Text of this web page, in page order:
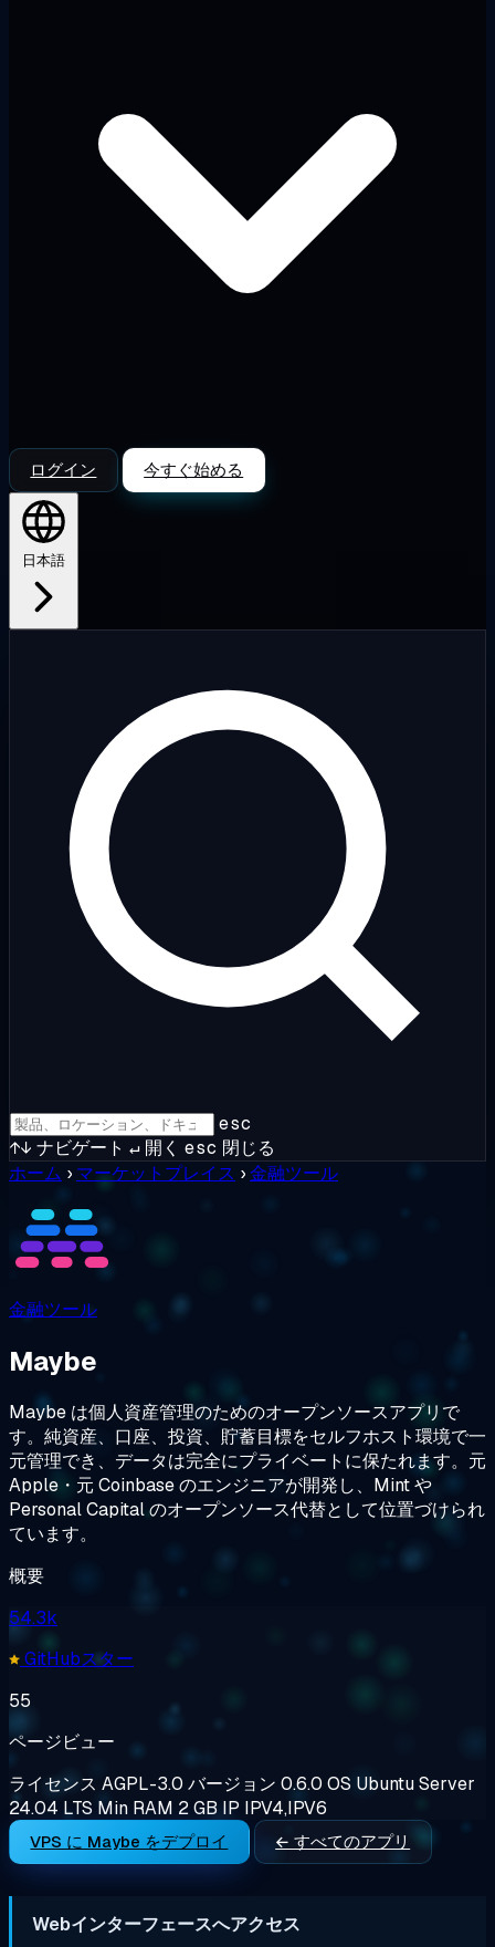
ログイン 今すぐ始める
日本語
esc
↑↓ ナビゲート ↵ 開く esc 閉じる
ホーム › マーケットプレイス ›金融ツール
金融ツール
Maybe
Maybe は個人資産管理のためのオープンソースアプリで
す。純資産、口座、投資、貯蓄目標をセルフホスト環境で一
元管理でき、データは完全にプライベートに保たれます。元
Apple・元 Coinbase のエンジニアが開発し、Mint や
Personal Capital のオープンソース代替として位置づけられ
ています。
概要
54.3k
GitHubスター
55
ページビュー
ライセンス AGPL-3.0 バージョン 0.6.0 OS Ubuntu Server
24.04 LTS Min RAM 2 GB IP IPV4,IPV6
VPS に Maybe をデプロイ ← すべてのアプリ
Webインターフェースへアクセス